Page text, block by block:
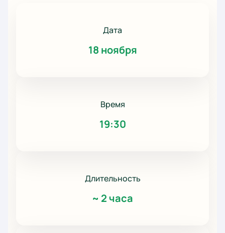
Дата
18 ноября
Время
19:30
Длительность
~ 2 часа